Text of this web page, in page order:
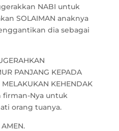
NABI untuk
SOLAIMAN anaknya
dia sebagai
PANJANG KEPADA
KEHENDAK
firman-Nya untuk
orang tuanya.